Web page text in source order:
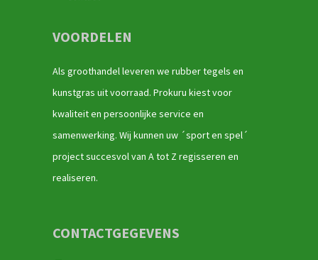
VOORDELEN
Als groothandel leveren we rubber tegels en
kunstgras uit voorraad. Prokuru kiest voor
kwaliteit en persoonlijke service en
samenwerking. Wij kunnen uw ´sport en spel´
project succesvol van A tot Z regisseren en
realiseren.
CONTACTGEGEVENS